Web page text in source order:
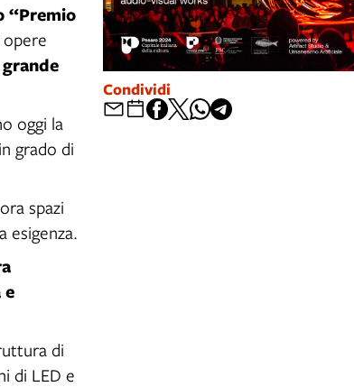
“Premio
oggi la
grado di
spazi
esigenza.
e
di
di LED e
Condividi